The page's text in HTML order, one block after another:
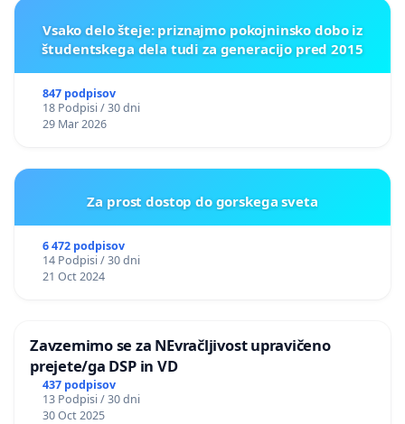
Vsako delo šteje: priznajmo pokojninsko dobo iz
študentskega dela tudi za generacijo pred 2015
847 podpisov
18 Podpisi / 30 dni
29 Mar 2026
Za prost dostop do gorskega sveta
6 472 podpisov
14 Podpisi / 30 dni
21 Oct 2024
Zavzemimo se za NEvračljivost upravičeno
prejete/ga DSP in VD
437 podpisov
13 Podpisi / 30 dni
30 Oct 2025